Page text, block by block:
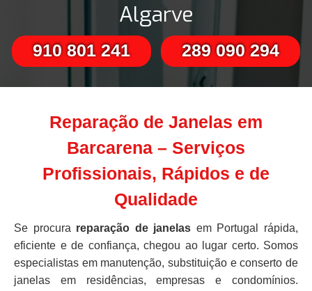
Algarve
910 801 241 289 090 294
Reparação de Janelas em
Barcarena – Serviços
Profissionais, Rápidos e de
Qualidade
Se procura reparação de janelas em Portugal rápida,
eficiente e de confiança, chegou ao lugar certo. Somos
especialistas em manutenção, substituição e conserto de
janelas em residências, empresas e condomínios.